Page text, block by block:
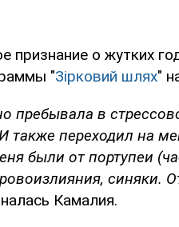
признание о жутких
"Зірковий шлях"
пребывала в
переходил на
были от портупеи
синяки.
Камалия.